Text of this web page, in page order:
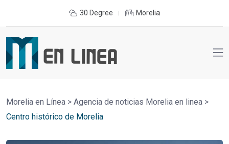
30 Degree Morelia
Morelia en Línea > Agencia de noticias Morelia en linea >
Centro histórico de Morelia